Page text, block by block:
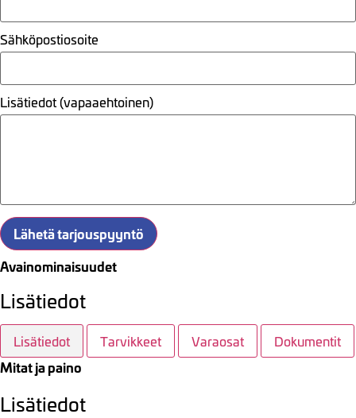
Sähköpostiosoite
Lisätiedot (vapaaehtoinen)
Lähetä tarjouspyyntö
Avainominaisuudet
Lisätiedot
Lisätiedot Tarvikkeet Varaosat Dokumentit
Mitat ja paino
Lisätiedot